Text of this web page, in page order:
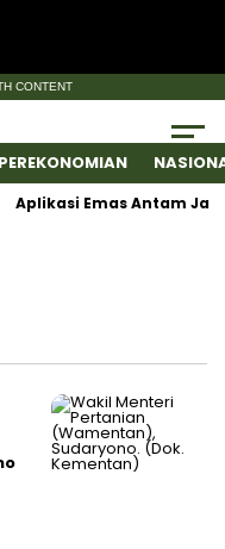
CONTENT
PEREKONOMIAN
Aplikasi Emas Antam